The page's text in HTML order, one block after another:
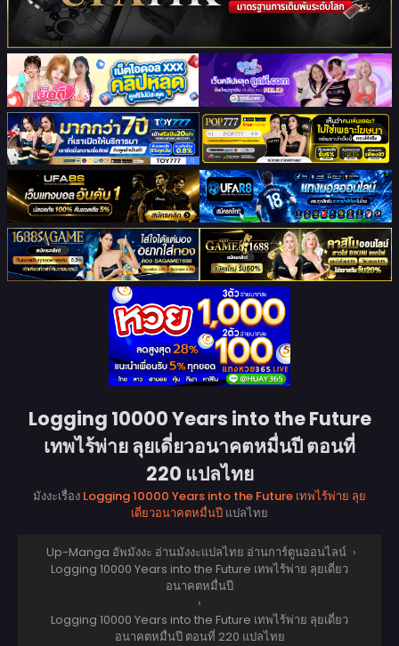
Logging 10000 Years into the Future
เทพไร้พ่าย ลุยเดี่ยวอนาคตหมื่นปี ตอนที่
220 แปลไทย
มังงะเรื่อง Logging 10000 Years into the Future เทพไร้พ่าย ลุย
เดี่ยวอนาคตหมื่นปี แปลไทย
Up-Manga อัพมังงะ อ่านมังงะแปลไทย อ่านการ์ตูนออนไลน์ ›
Logging 10000 Years into the Future เทพไร้พ่าย ลุยเดี่ยว
อนาคตหมื่นปี
›
Logging 10000 Years into the Future เทพไร้พ่าย ลุยเดี่ยว
อนาคตหมื่นปี ตอนที่ 220 แปลไทย